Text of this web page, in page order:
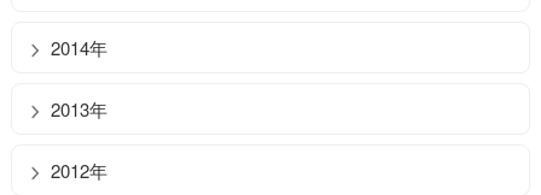
2014年
2013年
2012年